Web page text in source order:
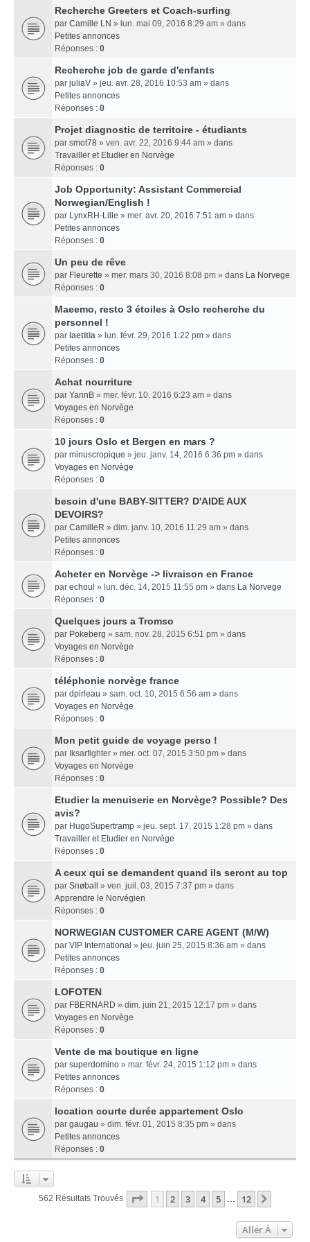
Recherche Greeters et Coach-surfing
par Camille LN » lun. mai 09, 2016 8:29 am » dans
Petites annonces
Réponses : 0
Recherche job de garde d'enfants
par juliaV » jeu. avr. 28, 2016 10:53 am » dans
Petites annonces
Réponses : 0
Projet diagnostic de territoire - étudiants
par smot78 » ven. avr. 22, 2016 9:44 am » dans
Travailler et Etudier en Norvège
Réponses : 0
Job Opportunity: Assistant Commercial
Norwegian/English !
par LynxRH-Lille » mer. avr. 20, 2016 7:51 am » dans
Petites annonces
Réponses : 0
Un peu de rêve
par Fleurette » mer. mars 30, 2016 8:08 pm » dans La Norvege
Réponses : 0
Maeemo, resto 3 étoiles à Oslo recherche du
personnel !
par laetitia » lun. févr. 29, 2016 1:22 pm » dans
Petites annonces
Réponses : 0
Achat nourriture
par YannB » mer. févr. 10, 2016 6:23 am » dans
Voyages en Norvège
Réponses : 0
10 jours Oslo et Bergen en mars ?
par minuscropique » jeu. janv. 14, 2016 6:36 pm » dans
Voyages en Norvège
Réponses : 0
besoin d'une BABY-SITTER? D'AIDE AUX
DEVOIRS?
par CamilleR » dim. janv. 10, 2016 11:29 am » dans
Petites annonces
Réponses : 0
Acheter en Norvège -> livraison en France
par echoul » lun. déc. 14, 2015 11:55 pm » dans La Norvege
Réponses : 0
Quelques jours a Tromso
par Pokeberg » sam. nov. 28, 2015 6:51 pm » dans
Voyages en Norvège
Réponses : 0
téléphonie norvège france
par dpirleau » sam. oct. 10, 2015 6:56 am » dans
Voyages en Norvège
Réponses : 0
Mon petit guide de voyage perso !
par Iksarfighter » mer. oct. 07, 2015 3:50 pm » dans
Voyages en Norvège
Réponses : 0
Etudier la menuiserie en Norvège? Possible? Des
avis?
par HugoSupertramp » jeu. sept. 17, 2015 1:28 pm » dans
Travailler et Etudier en Norvège
Réponses : 0
A ceux qui se demandent quand ils seront au top
par Snøball
» ven. juil. 03, 2015 7:37 pm » dans
Apprendre le Norvégien
Réponses : 0
NORWEGIAN CUSTOMER CARE AGENT (M/W)
par VIP International » jeu. juin 25, 2015 8:36 am » dans
Petites annonces
Réponses : 0
LOFOTEN
par FBERNARD » dim. juin 21, 2015 12:17 pm » dans
Voyages en Norvège
Réponses : 0
Vente de ma boutique en ligne
par superdomino » mar. févr. 24, 2015 1:12 pm » dans
Petites annonces
Réponses : 0
location courte durée appartement Oslo
par gaugau » dim. févr. 01, 2015 8:35 pm » dans
Petites annonces
Réponses : 0
562 Résultats Trouvés Page 1Sur
1 2 3 4 5 … 12
Aller À